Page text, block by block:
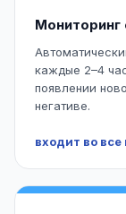
Мониторинг
каждые 2–4
появлении
негативе.
входит во все